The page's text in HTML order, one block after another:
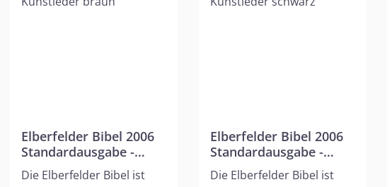
Elberfelder Bibel 2006
Standardausgabe -
Kunstleder braun
Die Elberfelder Bibel ist
Elberfelder Bibel 2006
Standardausgabe -
Kunstleder schwarz
Die Elberfelder Bibel ist